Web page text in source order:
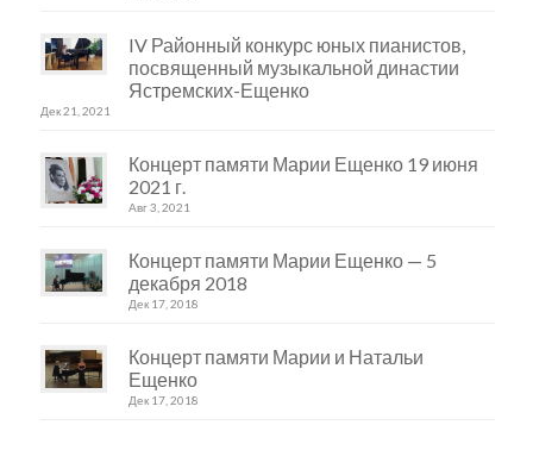
IV Районный конкурс юных пианистов,
посвященный музыкальной династии
Ястремских-Ещенко
Дек 21, 2021
Концерт памяти Марии Ещенко 19 июня
2021 г.
Авг 3, 2021
Концерт памяти Марии Ещенко — 5
декабря 2018
Дек 17, 2018
Концерт памяти Марии и Натальи
Ещенко
Дек 17, 2018